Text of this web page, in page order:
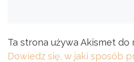
Ta strona używa Akismet do
Dowiedz się, w jaki sposób